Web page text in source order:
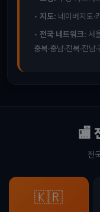
• 지도: 네이버지도·
• 전국 네트워크: 서
충북·충남·전북·전남
🏬
전
🇰🇷